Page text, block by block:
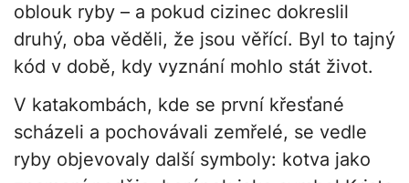
oblouk ryby – a pokud cizinec dokreslil
druhý, oba věděli, že jsou věřící. Byl to tajný
kód v době, kdy vyznání mohlo stát život.
V katakombách, kde se první křesťané
scházeli a pochovávali zemřelé, se vedle
ryby objevovaly další symboly: kotva jako